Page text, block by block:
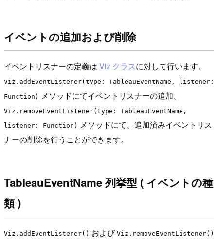
イベントの追加および削除
イベントリスナーの定義は Viz クラスに対して行います。
Viz.addEventListener(type: TableauEventName, listener:
Function) メソッドにてイベントリスナーの追加、
Viz.removeEventListener(type: TableauEventName,
listener: Function) メソッドにて、追加済みイベントリス
ナーの削除を行うことができます。
TableauEventName 列挙型 ( イベントの種
類 )
Viz.addEventListener() および Viz.removeEventListener()